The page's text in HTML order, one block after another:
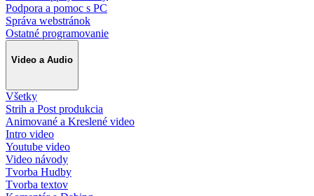
Podpora a pomoc s PC
Správa webstránok
Ostatné programovanie
Video a Audio
Všetky
Strih a Post produkcia
Animované a Kreslené video
Intro video
Youtube video
Video návody
Tvorba Hudby
Tvorba textov